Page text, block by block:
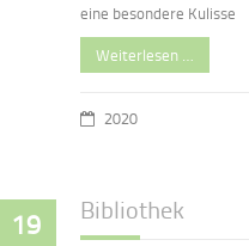
eine besondere Kulisse
Weiterlesen …
2020
19 Bibliothek